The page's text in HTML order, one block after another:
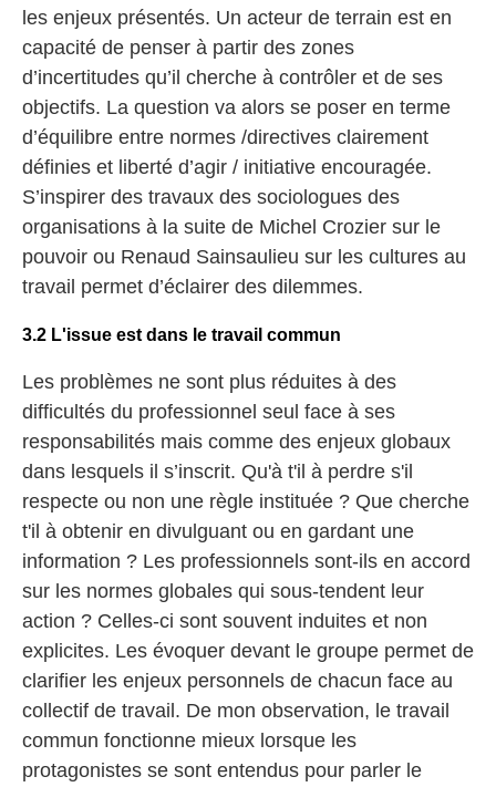
les enjeux présentés. Un acteur de terrain est en
capacité de penser à partir des zones
d’incertitudes qu’il cherche à contrôler et de ses
objectifs. La question va alors se poser en terme
d’équilibre entre normes /directives clairement
définies et liberté d’agir / initiative encouragée.
S’inspirer des travaux des sociologues des
organisations à la suite de Michel Crozier sur le
pouvoir ou Renaud Sainsaulieu sur les cultures au
travail permet d’éclairer des dilemmes.
3.2 L'issue est dans le travail commun
Les problèmes ne sont plus réduites à des
difficultés du professionnel seul face à ses
responsabilités mais comme des enjeux globaux
dans lesquels il s’inscrit. Qu'à t'il à perdre s'il
respecte ou non une règle instituée ? Que cherche
t'il à obtenir en divulguant ou en gardant une
information ? Les professionnels sont-ils en accord
sur les normes globales qui sous-tendent leur
action ? Celles-ci sont souvent induites et non
explicites. Les évoquer devant le groupe permet de
clarifier les enjeux personnels de chacun face au
collectif de travail. De mon observation, le travail
commun fonctionne mieux lorsque les
protagonistes se sont entendus pour parler le